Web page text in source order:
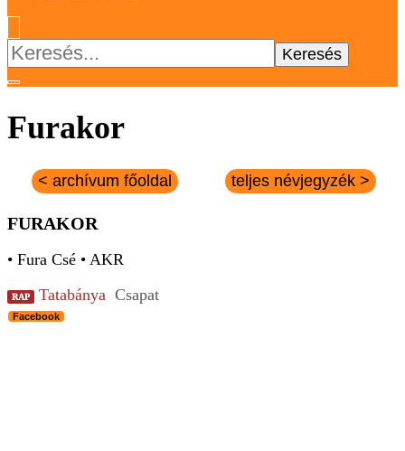
Keresés:
Furakor
< archívum főoldal teljes névjegyzék >
FURAKOR
• Fura Csé • AKR
RAP Tatabánya Csapat
Facebook